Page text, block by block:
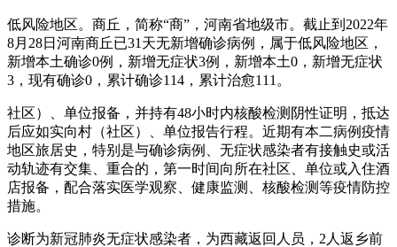
低风险地区。商丘，简称“商”，河南省地级市。截止到2022年
8月28日河南商丘已31天无新增确诊病例，属于低风险地区，
新增本土确诊0例，新增无症状3例，新增本土0，新增无症状
3，现有确诊0，累计确诊114，累计治愈111。
社区）、单位报备，并持有48小时内核酸检测阴性证明，抵达
后应如实向村（社区）、单位报告行程。近期有本二病例疫情
地区旅居史，特别是与确诊病例、无症状感染者有接触史或活
动轨迹有交集、重合的，第一时间向所在社区、单位或入住酒
店报备，配合落实医学观察、健康监测、核酸检测等疫情防控
措施。
诊断为新冠肺炎无症状感染者，为西藏返回人员，2人返乡前